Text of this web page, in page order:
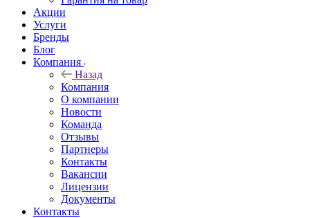
Акции
Услуги
Бренды
Блог
Компания
Назад
Компания
О компании
Новости
Команда
Отзывы
Партнеры
Контакты
Вакансии
Лицензии
Документы
Контакты